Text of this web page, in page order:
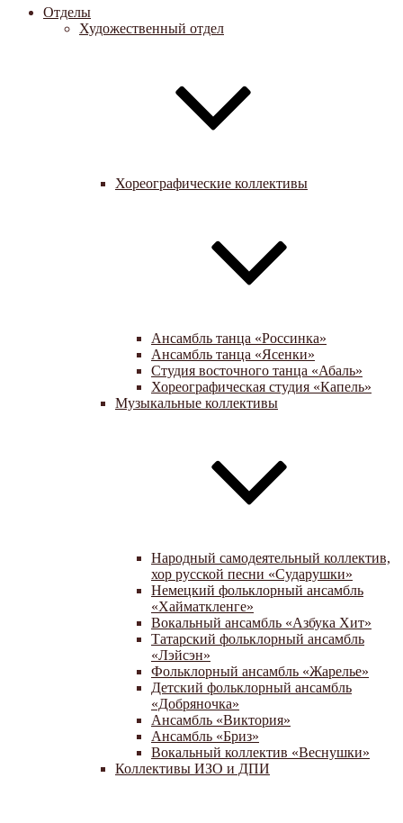
Отделы
Художественный отдел
Хореографические коллективы
Ансамбль танца «Россинка»
Ансамбль танца «Ясенки»
Студия восточного танца «Абаль»
Хореографическая студия «Капель»
Музыкальные коллективы
Народный самодеятельный коллектив,
хор русской песни «Сударушки»
Немецкий фольклорный ансамбль
«Хайматкленге»
Вокальный ансамбль «Азбука Хит»
Татарский фольклорный ансамбль
«Лэйсэн»
Фольклорный ансамбль «Жарелье»
Детский фольклорный ансамбль
«Добряночка»
Ансамбль «Виктория»
Ансамбль «Бриз»
Вокальный коллектив «Веснушки»
Коллективы ИЗО и ДПИ